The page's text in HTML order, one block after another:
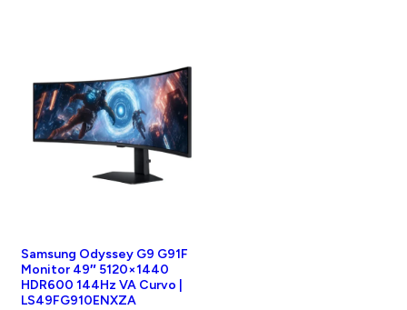
Samsung Odyssey G9 G91F
Monitor 49″ 5120×1440
HDR600 144Hz VA Curvo |
LS49FG910ENXZA